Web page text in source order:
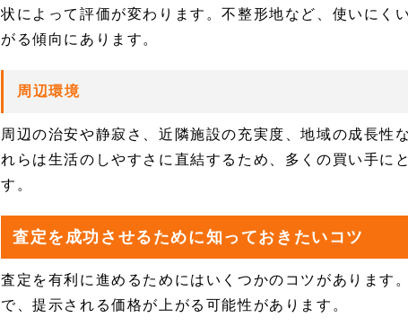
状によって評価が変わります。不整形地など、使いにく
がる傾向にあります。
周辺環境
周辺の治安や静寂さ、近隣施設の充実度、地域の成長性
れらは生活のしやすさに直結するため、多くの買い手に
す。
査定を成功させるために知っておきたいコツ
査定を有利に進めるためにはいくつかのコツがあります
で、提示される価格が上がる可能性があります。